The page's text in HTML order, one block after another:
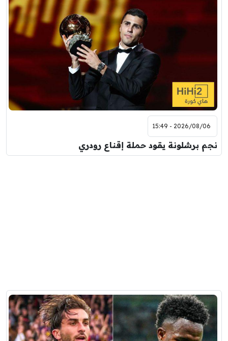
2026/08/06 - 15:49
نجم برشلونة يقود حملة إقناع رودري